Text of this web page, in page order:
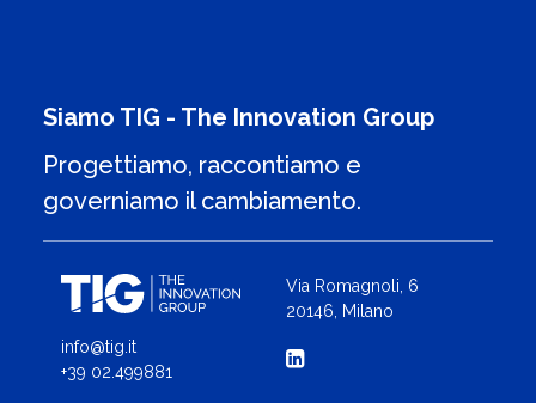
Siamo TIG - The Innovation Group
Progettiamo, raccontiamo e
governiamo il cambiamento.
info@tig.it
+39 02.499881
Via Romagnoli, 6
20146, Milano